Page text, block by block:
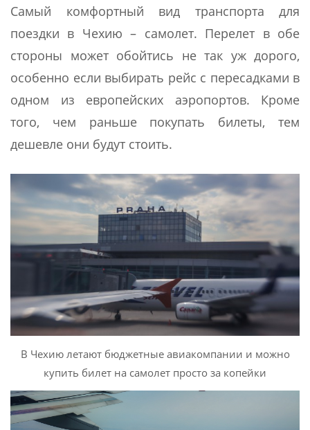
Самый комфортный вид транспорта для
поездки в Чехию – самолет. Перелет в обе
стороны может обойтись не так уж дорого,
особенно если выбирать рейс с пересадками в
одном из европейских аэропортов. Кроме
того, чем раньше покупать билеты, тем
дешевле они будут стоить.
В Чехию летают бюджетные авиакомпании и можно
купить билет на самолет просто за копейки